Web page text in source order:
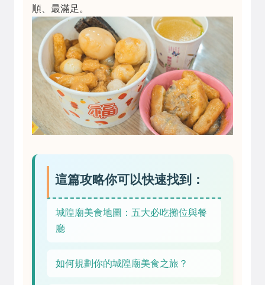
順、最滿足。
這篇攻略你可以快速找到：
城隍廟美食地圖：五大必吃攤位與餐
廳
如何規劃你的城隍廟美食之旅？